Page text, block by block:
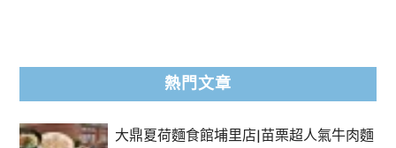
熱門文章
大鼎夏荷麵食館埔里店|苗栗超人氣牛肉麵